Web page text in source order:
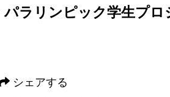
ラリンピック学生プロ
シェアする